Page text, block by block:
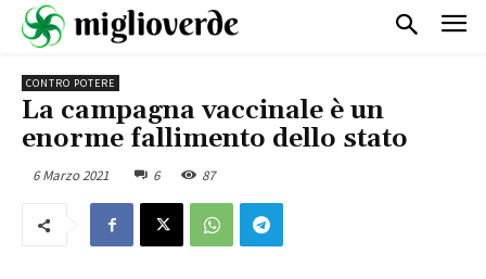
CONTRO POTERE
La campagna vaccinale è un
enorme fallimento dello stato
6 Marzo 2021 6 87